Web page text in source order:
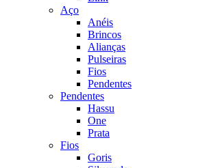
Aço
Anéis
Brincos
Alianças
Pulseiras
Fios
Pendentes
Pendentes
Hassu
One
Prata
Fios
Goris